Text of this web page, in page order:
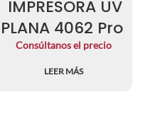
IMPRESORA UV
PLANA 4062 Pro
Consúltanos el precio
LEER MÁS